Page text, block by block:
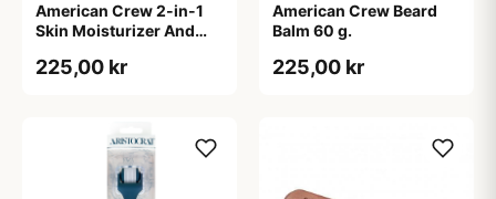
American Crew 2-in-1
Skin Moisturizer And
ml)
225,00 kr
American Crew Beard
Balm 60 g.
225,00 kr